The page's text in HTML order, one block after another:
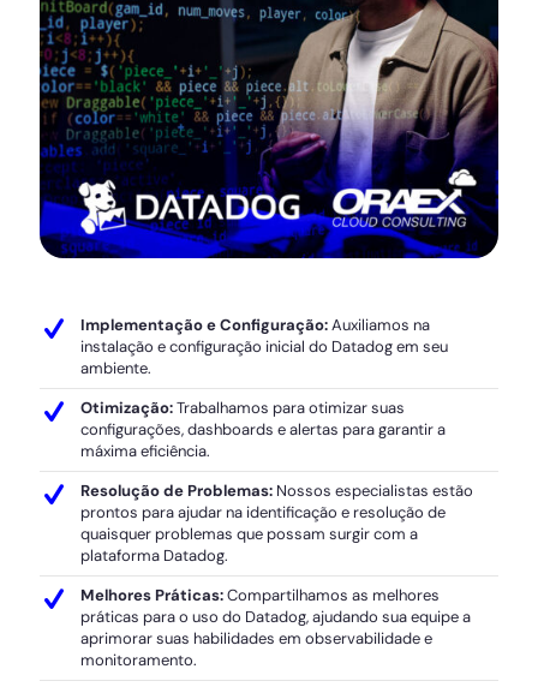
Implementação e Configuração:Auxiliamos na
instalação e configuração inicial do Datadog em seu
ambiente.
Otimização:Trabalhamos para otimizar suas
configurações, dashboards e alertas para garantir a
máxima eficiência.
Resolução de Problemas: Nossos especialistas estão
prontos para ajudar na identificação e resolução de
quaisquer problemas que possam surgir com a
plataforma Datadog.
Melhores Práticas:Compartilhamos as melhores
práticas para o uso do Datadog, ajudando sua equipe a
aprimorar suas habilidades em observabilidade e
monitoramento.